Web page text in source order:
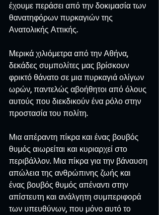
έχουμε περάσει από την δοκιμασία των
θανατηφόρων πυρκαγιών της
Ανατολικής Αττικής.
Μερικά χιλιόμετρα από την Αθήνα,
δεκάδες συμπολίτες μας βρίσκουν
φρικτό θάνατο σε μια πυρκαγιά ολίγων
ωρών, παντελώς αβοήθητοι από όλους
αυτούς που διεκδικούν ένα ρόλο στην
προστασία του πολίτη.
Μια απέραντη πίκρα και ένας βουβός
θυμός αιωρείται και κυριαρχεί στο
περιβάλλον. Μια πίκρα για την βάναυση
απώλεια της ανθρώπινης ζωής και
ένας βουβός θυμός απέναντι στην
απίστευτη και ανάλγητη συμπεριφορά
των υπευθύνων, που μόνο αυτό το